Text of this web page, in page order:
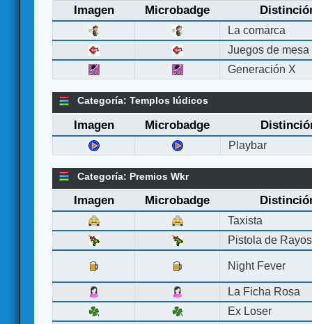
Imagen Microbadge
La comarca
Juegos de mesa
Generación X
Categoría: Templos lúdicos
Imagen Microbadge
Playbar
Categoría: Premios Wkr
Imagen Microbadge
Taxista
Pistola de Rayos
Night Fever
La Ficha Rosa
Ex Loser